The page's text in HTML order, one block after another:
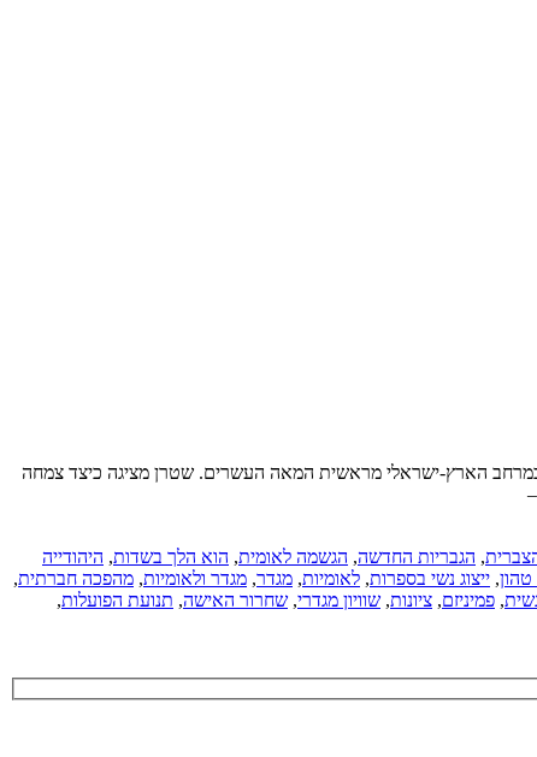
הארץ-ישראלי מראשית המאה העשרים. שטרן מציגה כיצד צמחה
, הגבריות החדשה, הגשמה לאומית, הוא הלך בשדות, היהודייה
, ייצוג נשי בספרות, לאומיות, מגדר, מגדר ולאומיות, מהפכה חברתית,
, פמיניזם, ציונות, שוויון מגדרי, שחרור האישה, תנועת הפועלות,